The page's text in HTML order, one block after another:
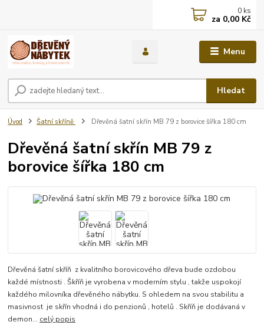
Menu
Hledat
0 ks
za 0,00 Kč
Úvod Šatní skříně Dřevěná šatní skřín MB 79 z borovice šířka 180 cm
Dřevěná šatní skřín MB 79 z
borovice šířka 180 cm
Dřevěná šatní skříň z kvalitního borovicového dřeva bude ozdobou
každé místnosti . Škříň je vyrobena v moderním stylu , takže uspokojí
každého milovníka dřevěného nábytku. S ohledem na svou stabilitu a
masivnost je skřín vhodná i do penzionů , hotelů . Skříň je dodávaná v
demon... celý popis